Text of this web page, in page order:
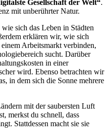
Gesellschaft der Welt“.
mit unberührter Natur.
sich das Leben in Städten
erklären wir, wie sich
Arbeitsmarkt verbinden,
sucht. Darüber
in einer
wird. Ebenso betrachten wir
in dem sich die Sonne mehrere
mit der saubersten Luft
merkst du schnell, dass
Stattdessen macht sie sie